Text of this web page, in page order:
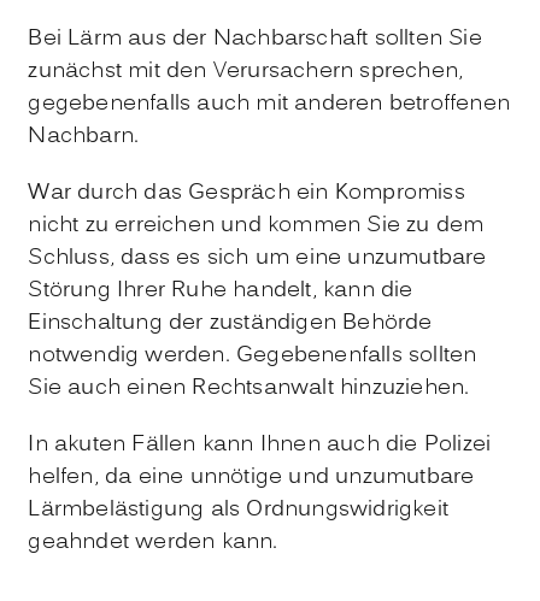
Bei Lärm aus der Nachbarschaft sollten Sie
zunächst mit den Verursachern sprechen,
gegebenenfalls auch mit anderen betroffenen
Nachbarn.
War durch das Gespräch ein Kompromiss
nicht zu erreichen und kommen Sie zu dem
Schluss, dass es sich um eine unzumutbare
Störung Ihrer Ruhe handelt, kann die
Einschaltung der zuständigen Behörde
notwendig werden. Gegebenenfalls sollten
Sie auch einen Rechtsanwalt hinzuziehen.
In akuten Fällen kann Ihnen auch die Polizei
helfen, da eine unnötige und unzumutbare
Lärmbelästigung als Ordnungswidrigkeit
geahndet werden kann.